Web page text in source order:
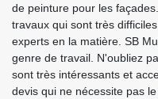
de peinture pour les
travaux qui sont très
experts en la matière. SB
genre de travail. N'oubliez
sont très intéressants et
devis qui ne nécessite pas